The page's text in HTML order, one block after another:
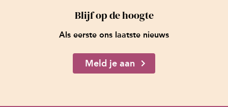
Blijf op de hoogte
Als eerste ons laatste nieuws
Meld je aan